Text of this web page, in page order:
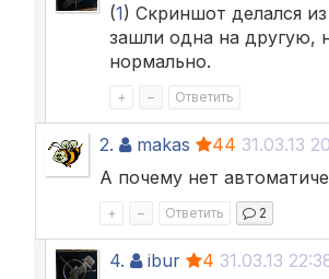
(1) Скриншот делался
зашли одна на другую,
нормально.
+ – Ответить
2. makas 44 31.03.13
А почему нет
+ – Ответить 2
4. ibur 4 31.03.13